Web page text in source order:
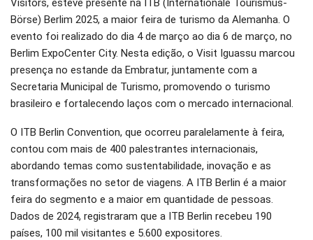
O email
Visitors, esteve presente na ITB (Internationale Tourismus-
Börse) Berlim 2025, a maior feira de turismo da Alemanha. O
evento foi realizado do dia 4 de março ao dia 6 de março, no
Berlim ExpoCenter City. Nesta edição, o Visit Iguassu marcou
presença no estande da Embratur, juntamente com a
Secretaria Municipal de Turismo, promovendo o turismo
brasileiro e fortalecendo laços com o mercado internacional.
O ITB Berlin Convention, que ocorreu paralelamente à feira,
contou com mais de 400 palestrantes internacionais,
abordando temas como sustentabilidade, inovação e as
transformações no setor de viagens. A ITB Berlin é a maior
feira do segmento e a maior em quantidade de pessoas.
Dados de 2024, registraram que a ITB Berlin recebeu 190
países, 100 mil visitantes e 5.600 expositores.